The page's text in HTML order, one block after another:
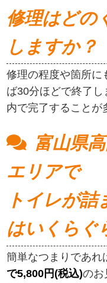
修理はどの
しますか？
修理の程度や箇所に
ば30分ほどで終了
内で完了することが
富山県
エリアで
トイレが詰
はいくらぐ
簡単なつまりであれ
で5,800円(税込)のお